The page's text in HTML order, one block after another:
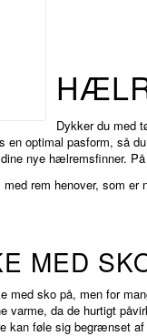
Dykker du med
en optimal pasform, så
nye hælremsfinner.
rem henover, som
MED
med sko på, men for
varme, da de hurtigt
kan føle sig begrænset